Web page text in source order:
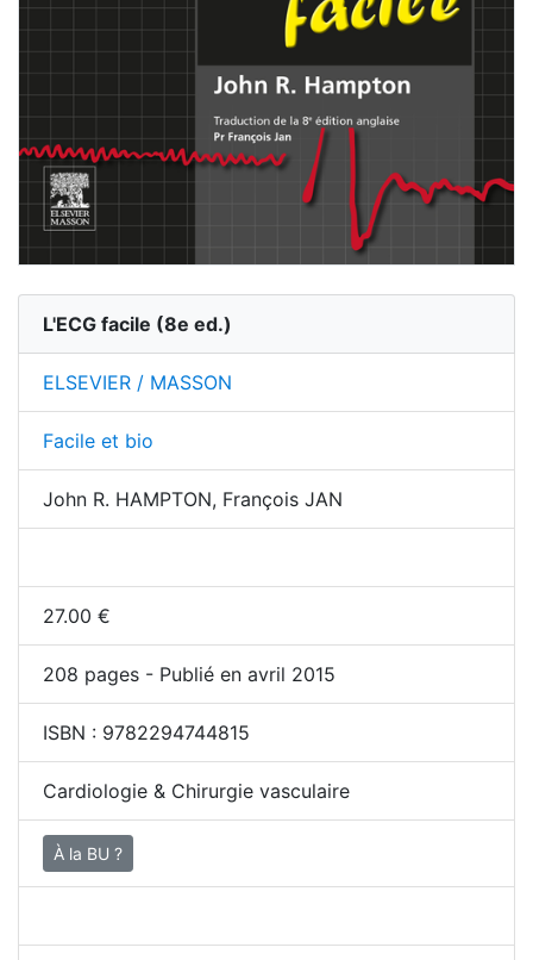
L'ECG facile (8e ed.)
ELSEVIER / MASSON
Facile et bio
John R. HAMPTON, François JAN
27.00 €
208 pages - Publié en avril 2015
ISBN : 9782294744815
Cardiologie & Chirurgie vasculaire
À la BU ?